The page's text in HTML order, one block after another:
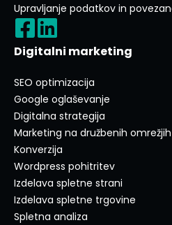
Upravljanje podatkov in
Digitalni marketing
SEO optimizacija
Google oglaševanje
Digitalna strategija
Marketing na družbenih omrežjih
Konverzija
Wordpress pohitritev
Izdelava spletne strani
Izdelava spletne trgovine
Spletna analiza